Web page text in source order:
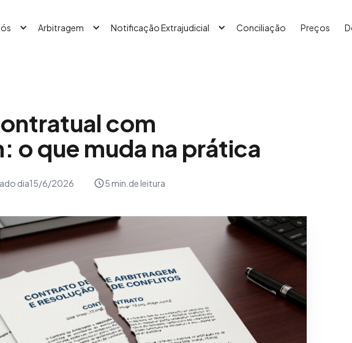
Arbitragem Notificação Extrajudicial Conciliação Preços
com
o que muda na prática
dia15/6/2026 5 min. de leitura